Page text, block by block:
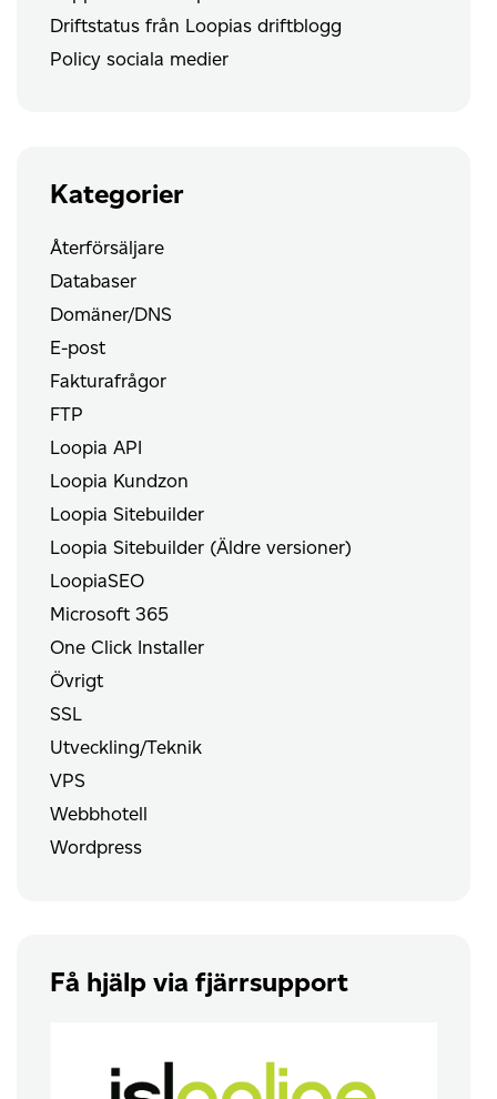
Driftstatus från Loopias driftblogg
Policy sociala medier
Kategorier
Återförsäljare
Databaser
Domäner/DNS
E-post
Fakturafrågor
FTP
Loopia API
Loopia Kundzon
Loopia Sitebuilder
Loopia Sitebuilder (Äldre versioner)
LoopiaSEO
Microsoft 365
One Click Installer
Övrigt
SSL
Utveckling/Teknik
VPS
Webbhotell
Wordpress
Få hjälp via fjärrsupport